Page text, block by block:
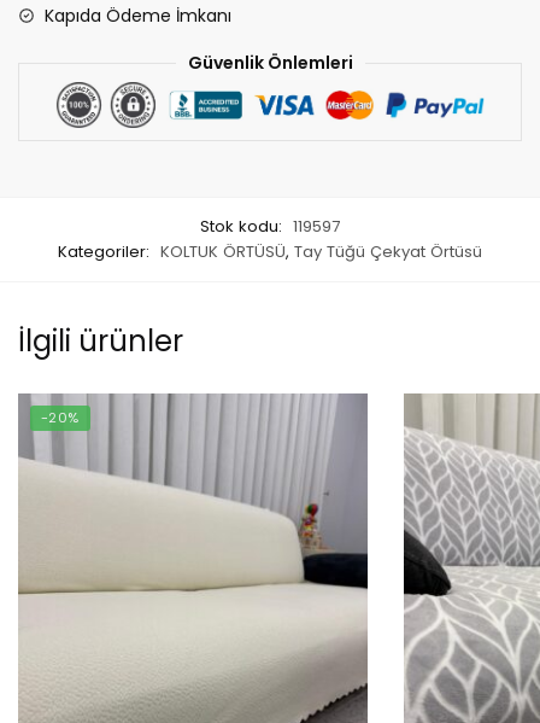
Kapıda Ödeme İmkanı
Güvenlik Önlemleri
Stok kodu: 119597
Kategoriler: KOLTUK ÖRTÜSÜ, Tay Tüğü Çekyat Örtüsü
İlgili ürünler
-20%